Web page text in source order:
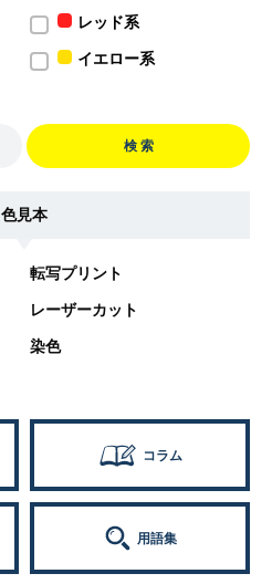
レッド系
イエロー系
検 索
色見本
転写プリント
レーザーカット
染色
コラム
用語集